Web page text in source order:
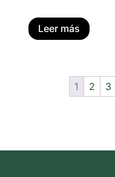
Leer más
1 2 3